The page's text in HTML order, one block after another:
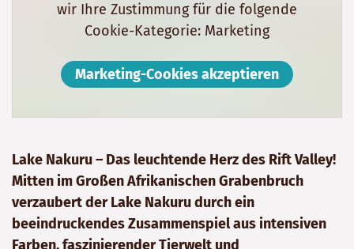
wir Ihre Zustimmung für die folgende
Cookie-Kategorie: Marketing
Marketing-Cookies akzeptieren
Lake Nakuru – Das leuchtende Herz des Rift Valley!
Mitten im Großen Afrikanischen Grabenbruch
verzaubert der Lake Nakuru durch ein
beeindruckendes Zusammenspiel aus intensiven
Farben, faszinierender Tierwelt und